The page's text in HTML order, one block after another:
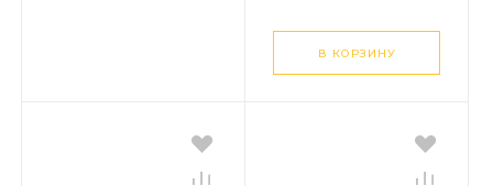
В КОРЗИНУ